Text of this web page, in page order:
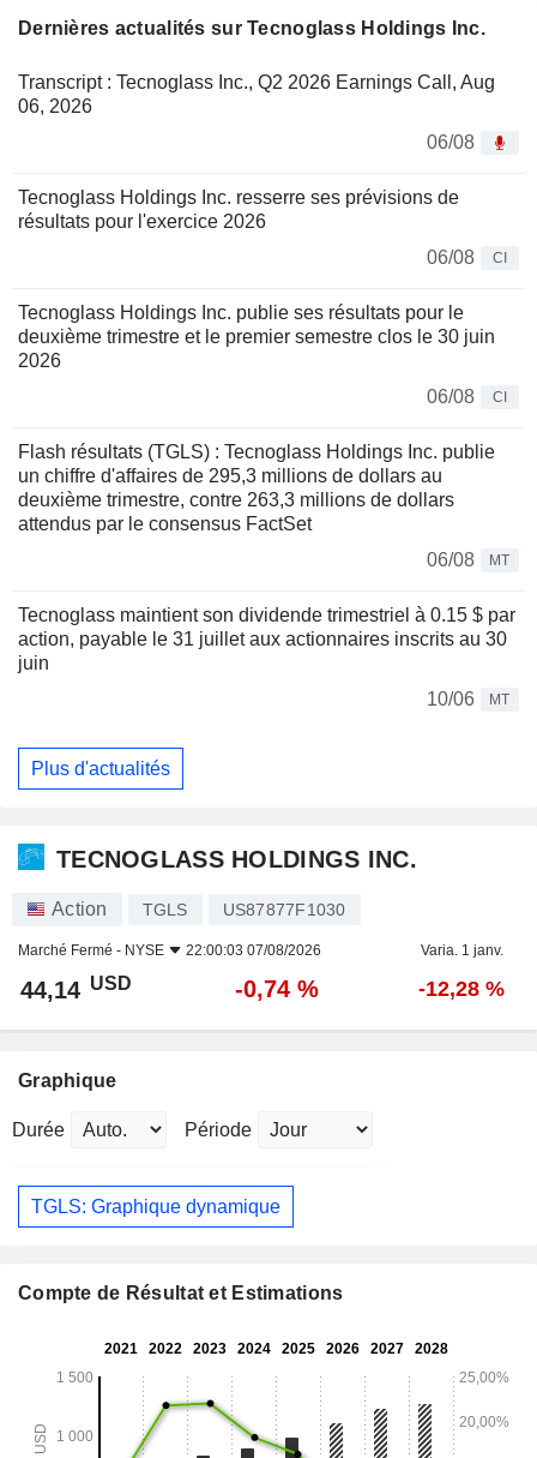
Dernières actualités sur Tecnoglass Holdings Inc.
Transcript : Tecnoglass Inc., Q2 2026 Earnings Call, Aug
06, 2026
06/08
Tecnoglass Holdings Inc. resserre ses prévisions de
résultats pour l'exercice 2026
06/08
CI
Tecnoglass Holdings Inc. publie ses résultats pour le
deuxième trimestre et le premier semestre clos le 30 juin
2026
06/08
CI
Flash résultats (TGLS) : Tecnoglass Holdings Inc. publie
un chiffre d'affaires de 295,3 millions de dollars au
deuxième trimestre, contre 263,3 millions de dollars
attendus par le consensus FactSet
06/08
MT
Tecnoglass maintient son dividende trimestriel à 0.15 $ par
action, payable le 31 juillet aux actionnaires inscrits au 30
juin
10/06
MT
Plus d'actualités
TECNOGLASS HOLDINGS INC.
Action TGLS US87877F1030
Marché Fermé - NYSE 22:00:03 07/08/2026 Varia. 1 janv.
44,14 USD -0,74 % -12,28 %
Graphique
Durée Période
TGLS: Graphique dynamique
Compte de Résultat et Estimations